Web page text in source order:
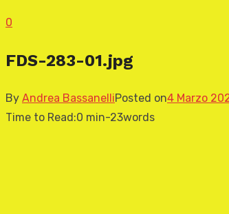
0
FDS-283-01.jpg
By Andrea BassanelliPosted on4 Marzo
Time to Read:0 min-23words